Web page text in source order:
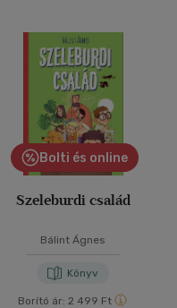
Bolti és online
Szeleburdi család
Bálint Ágnes
Könyv
Borító ár: 2 499 Ft